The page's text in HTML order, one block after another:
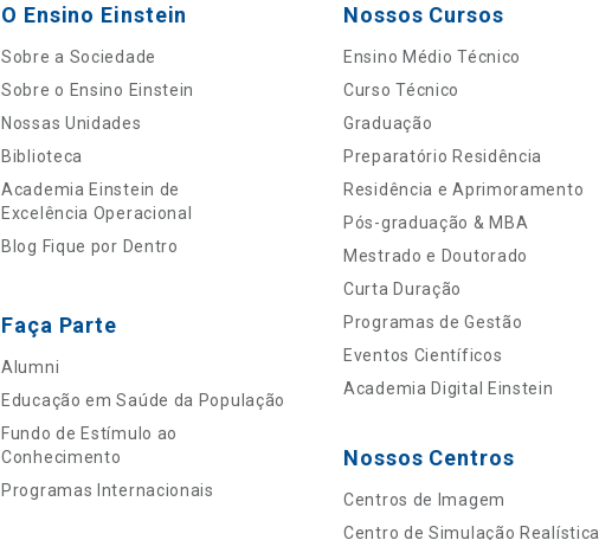
O Ensino Einstein
Sobre a Sociedade
Sobre o Ensino Einstein
Nossas Unidades
Biblioteca
Academia Einstein de
Excelência Operacional
Blog Fique por Dentro
Faça Parte
Alumni
Educação em Saúde da População
Fundo de Estímulo ao
Conhecimento
Programas Internacionais
Nossos Cursos
Ensino Médio Técnico
Curso Técnico
Graduação
Preparatório Residência
Residência e Aprimoramento
Pós-graduação & MBA
Mestrado e Doutorado
Curta Duração
Programas de Gestão
Eventos Científicos
Academia Digital Einstein
Nossos Centros
Centros de Imagem
Centro de Simulação Realística